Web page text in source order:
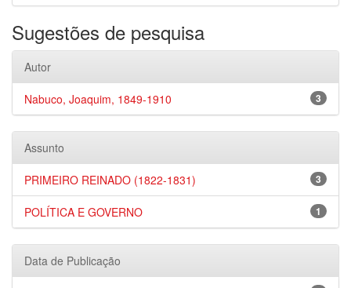
Sugestões de pesquisa
Autor
3
Nabuco, Joaquim, 1849-1910
Assunto
3
PRIMEIRO REINADO (1822-1831)
1
POLÍTICA E GOVERNO
Data de Publicação